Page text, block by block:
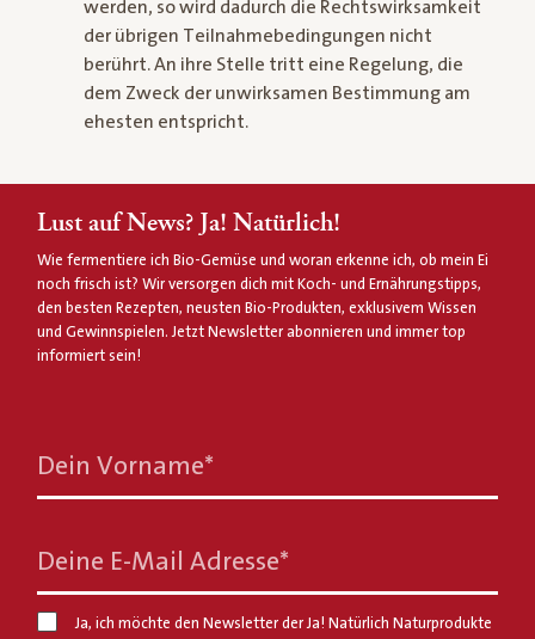
werden, so wird dadurch die Rechtswirksamkeit
der übrigen Teilnahmebedingungen nicht
berührt. An ihre Stelle tritt eine Regelung, die
dem Zweck der unwirksamen Bestimmung am
ehesten entspricht.
Lust auf News? Ja! Natürlich!
Wie fermentiere ich Bio-Gemüse und woran erkenne ich, ob mein Ei
noch frisch ist? Wir versorgen dich mit Koch- und Ernährungstipps,
den besten Rezepten, neusten Bio-Produkten, exklusivem Wissen
und Gewinnspielen. Jetzt Newsletter abonnieren und immer top
informiert sein!
Dein Vorname*
Deine E-Mail Adresse*
Ja, ich möchte den Newsletter der Ja! Natürlich Naturprodukte